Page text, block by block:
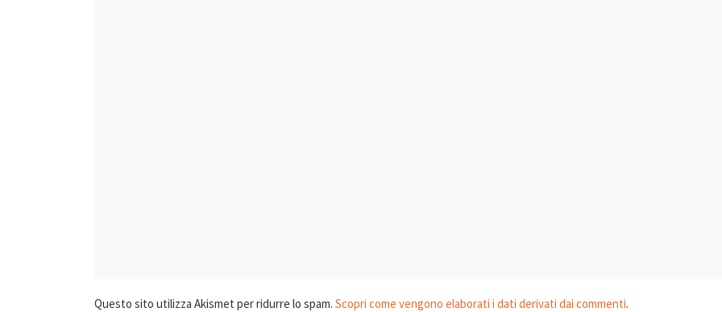
Questo sito utilizza Akismet per ridurre lo spam. Scopri come vengono elaborati i dati derivati dai commenti.